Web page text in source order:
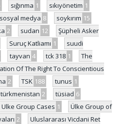
sığınma 1 sıkıyönetim 1
sosyal medya 8 soykırım 15
2 sudan 12
Şüpheli Asker
Suruç Katliamı 1
suudi
tayvan 4 tck 318 1
The
Of The Right To Conscientious
2 TSK 188 tunus 1
türkmenistan 2 tüsiad 6
Ulke Group Cases 1
Ülke Group of
2
Uluslararası Vicdani Ret